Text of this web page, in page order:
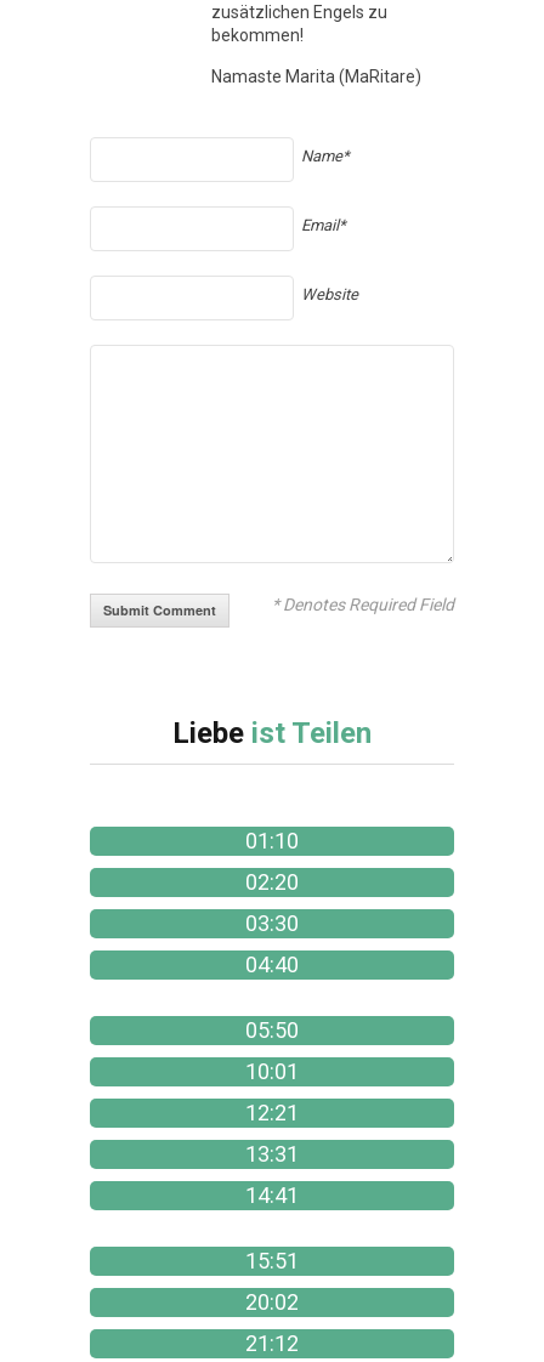
zusätzlichen Engels zu
bekommen!
Namaste Marita (MaRitare)
Name*
Email*
Website
* Denotes Required Field
Liebe ist Teilen
01:10
02:20
03:30
04:40
05:50
10:01
12:21
13:31
14:41
15:51
20:02
21:12